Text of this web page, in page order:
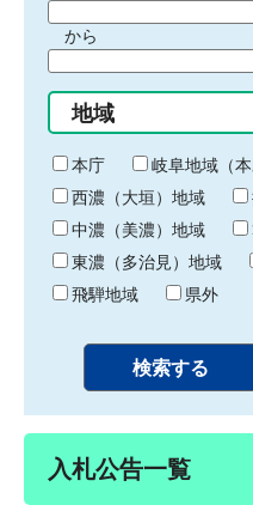
間
始
り
から
間
終
わ
り
地域
本庁
岐阜地域（本
西濃（大垣）地域
中濃（美濃）地域
東濃（多治見）地域
飛騨地域
県外
入札公告一覧